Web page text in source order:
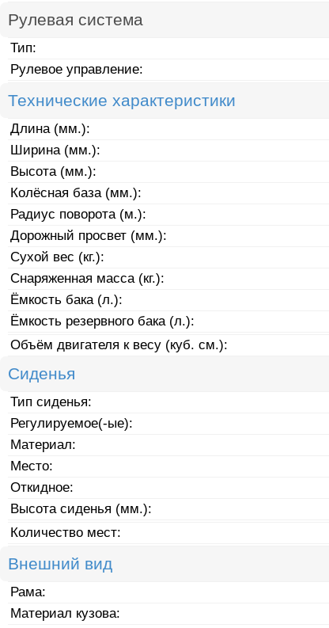
Рулевая система
Тип:
Рулевое управление:
Технические характеристики
Длина (мм.):
Ширина (мм.):
Высота (мм.):
Колёсная база (мм.):
Радиус поворота (м.):
Дорожный просвет (мм.):
Сухой вес (кг.):
Снаряженная масса (кг.):
Ёмкость бака (л.):
Ёмкость резервного бака (л.):
Объём двигателя к весу (куб. см.):
Сиденья
Тип сиденья:
Регулируемое(-ые):
Материал:
Место:
Откидное:
Высота сиденья (мм.):
Количество мест:
Внешний вид
Рама:
Материал кузова: